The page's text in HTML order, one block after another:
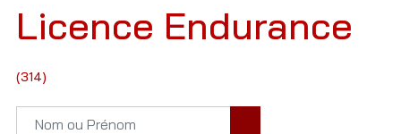
Licence Endurance
(314)